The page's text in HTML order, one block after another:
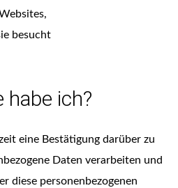
besucht
habe ich?
eine Bestätigung darüber zu
Daten verarbeiten und
diese personenbezogenen